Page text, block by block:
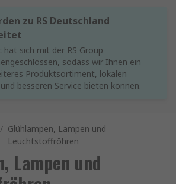
zu RS Deutschland
hat sich mit der RS Group
sodass wir Ihnen ein
Produktsortiment, lokalen
besseren Service bieten können.
/ Glühlampen, Lampen und
Leuchtstoffröhren
Lampen und